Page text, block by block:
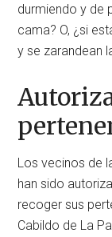
durmiendo y de
cama? O, ¿si
y se zarandean
Los vecinos de
han sido
recoger sus
Cabildo de La